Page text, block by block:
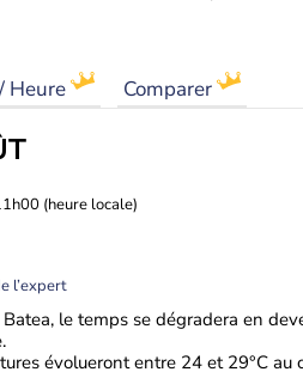
Heure Comparer
(heure locale)
l’expert
le temps se dégradera en
évolueront entre 24 et 29°C au